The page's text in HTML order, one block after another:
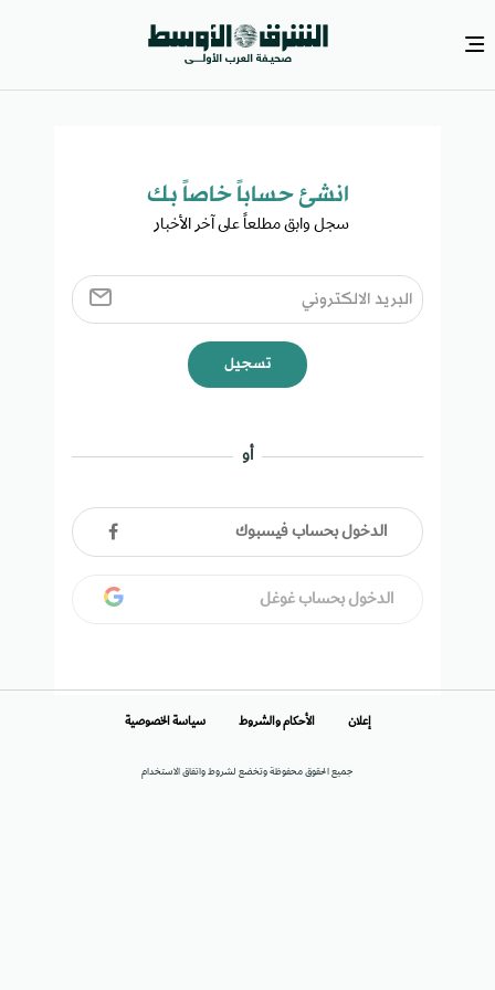
انشئ حساباً خاصاً بك​
سجل وابق مطلعاً على آخر الأخبار ​
تسجيل
أو
الدخول بحساب فيسبوك
الدخول بحساب غوغل
جميع الحقوق محفوظة وتخضع لشروط واتفاق الاستخدام
إعلان الأحكام والشروط سياسة الخصوصية